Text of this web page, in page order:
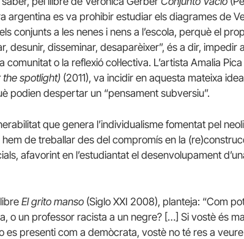
argentina es va prohibir estudiar els diagrames de
conjunts a les nenes i nens a l’escola, perquè el
desunir, disseminar, desaparèixer”, és a dir, impedir
comunitat o la reflexió col·lectiva. L’artista Amalia
the spotlight) (2011), va incidir en aquesta mateixa
podien despertar un “pensament subversiu”.
que genera l’individualisme fomentat pel
hem de treballar des del compromís en la
afavorint en l’estudiantat el desenvolupament
El grito manso (Siglo XXI 2008), planteja: “Com
o un professor racista a un negre? […] Si vostè és
es presenti com a demòcrata, vostè no té res a